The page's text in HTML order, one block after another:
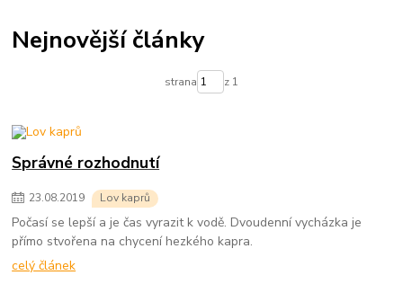
Nejnovější články
strana z 1
Správné rozhodnutí
23.08.2019 Lov kaprů
Počasí se lepší a je čas vyrazit k vodě. Dvoudenní vycházka je
přímo stvořena na chycení hezkého kapra.
celý článek